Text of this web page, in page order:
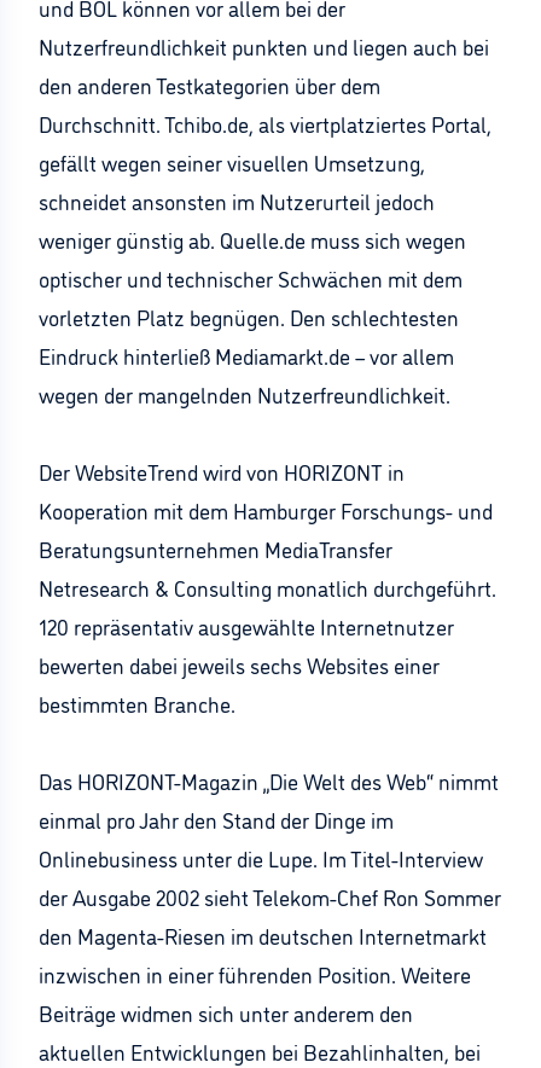
und BOL können vor allem bei der
Nutzerfreundlichkeit punkten und liegen auch bei
den anderen Testkategorien über dem
Durchschnitt. Tchibo.de, als viertplatziertes Portal,
gefällt wegen seiner visuellen Umsetzung,
schneidet ansonsten im Nutzerurteil jedoch
weniger günstig ab. Quelle.de muss sich wegen
optischer und technischer Schwächen mit dem
vorletzten Platz begnügen. Den schlechtesten
Eindruck hinterließ Mediamarkt.de – vor allem
wegen der mangelnden Nutzerfreundlichkeit.
Der WebsiteTrend wird von HORIZONT in
Kooperation mit dem Hamburger Forschungs- und
Beratungsunternehmen MediaTransfer
Netresearch & Consulting monatlich durchgeführt.
120 repräsentativ ausgewählte Internetnutzer
bewerten dabei jeweils sechs Websites einer
bestimmten Branche.
Das HORIZONT-Magazin „Die Welt des Web“ nimmt
einmal pro Jahr den Stand der Dinge im
Onlinebusiness unter die Lupe. Im Titel-Interview
der Ausgabe 2002 sieht Telekom-Chef Ron Sommer
den Magenta-Riesen im deutschen Internetmarkt
inzwischen in einer führenden Position. Weitere
Beiträge widmen sich unter anderem den
aktuellen Entwicklungen bei Bezahlinhalten, bei